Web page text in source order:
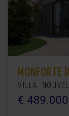
MONFORTE
VILLA.
€ 489.000